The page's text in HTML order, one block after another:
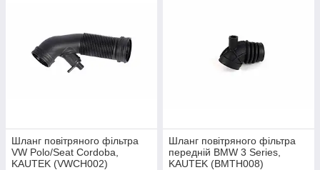
Шланг повітряного фільтра
VW Polo/Seat Cordoba,
KAUTEK (VWCH002)
Шланг повітряного фільтра
передній BMW 3 Series,
KAUTEK (BMTH008)